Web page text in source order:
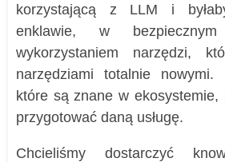
korzystającą z LLM i
enklawie, w
wykorzystaniem narzędzi,
narzędziami totalnie
które są znane w ekosystemie,
przygotować daną usługę.
Chcieliśmy dostarczyć